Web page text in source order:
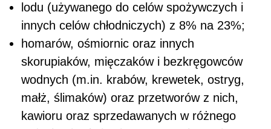
lodu (używanego do celów spożywczych i
innych celów chłodniczych) z 8% na 23%;
homarów, ośmiornic oraz innych
skorupiaków, mięczaków i bezkręgowców
wodnych (m.in. krabów, krewetek, ostryg,
małż, ślimaków) oraz przetworów z nich,
kawioru oraz sprzedawanych w różnego